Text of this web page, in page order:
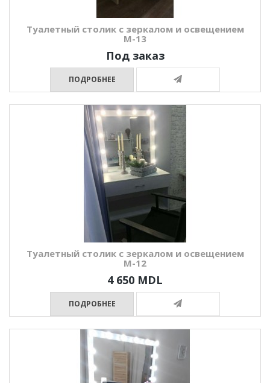
Туалетный столик с зеркалом и освещением
М-13
Под заказ
ПОДРОБНЕЕ
Туалетный столик с зеркалом и освещением
М-12
4 650 MDL
ПОДРОБНЕЕ